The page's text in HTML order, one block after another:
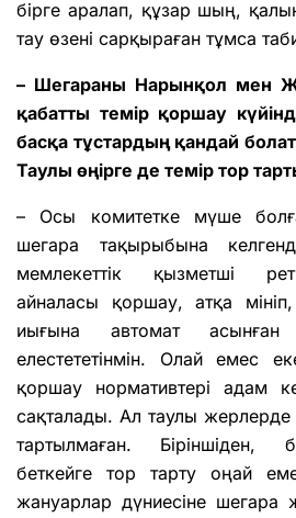
бірге аралап, құзар шың,
тау өзені сарқыраған тұмса
– Шегараны Нарынқол мен
қабатты темір қоршау
басқа тұстардың қандай
Таулы өңірге де темір тор
– Осы комитетке мүше
шегара тақырыбына
мемлекеттік қызметші
айналасы қоршау, атқа
иығына автомат асынған
елестететінмін. Олай емес
қоршау нормативтері адам
сақталады. Ал таулы
тартылмаған. Біріншіден,
беткейге тор тарту оңай
жануарлар дүниесіне шегара